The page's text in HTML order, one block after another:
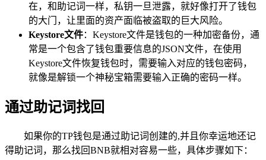
在，和助记词一样，私钥一旦泄露，就好像打开了钱包
的大门，让里面的资产面临被盗取的巨大风险。
Keystore文件：Keystore文件是钱包的一种加密备份，通
常是一个包含了钱包重要信息的JSON文件，在使用
Keystore文件恢复钱包时，需要输入对应的钱包密码，
就像是解锁一个神秘宝箱需要输入正确的密码一样。
通过助记词找回
如果你的TP钱包是通过助记词创建的,并且你幸运地还记
得助记词，那么找回BNB就相对容易一些，具体步骤如下：